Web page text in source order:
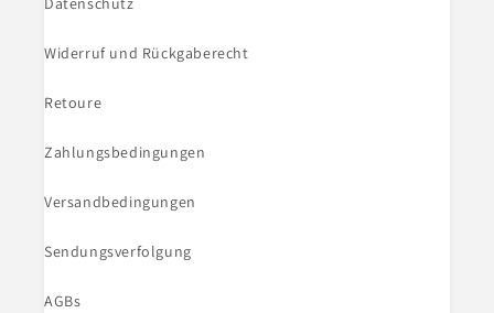
Widerruf und Rückgaberecht
Retoure
Zahlungsbedingungen
Versandbedingungen
Sendungsverfolgung
AGBs